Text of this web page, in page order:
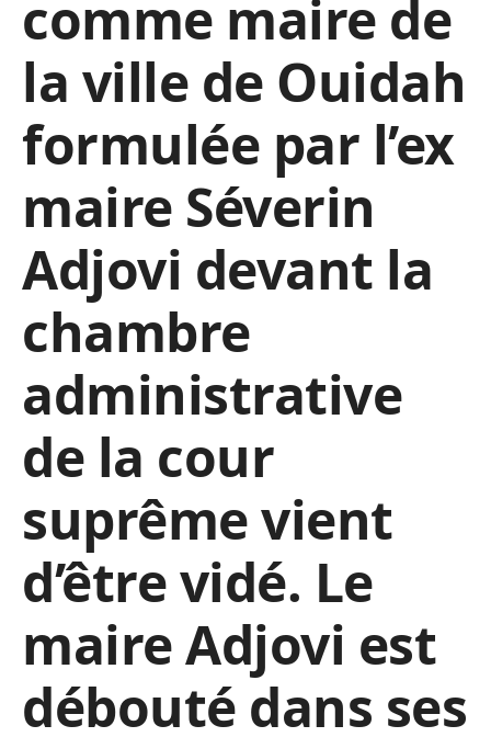
comme maire de
la ville de Ouidah
formulée par l’ex
maire Séverin
Adjovi devant la
chambre
administrative
de la cour
suprême vient
d’être vidé. Le
maire Adjovi est
débouté dans ses